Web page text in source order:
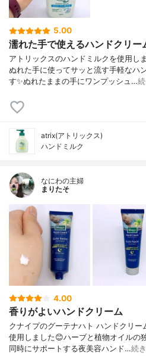
5.00
濡れた手で使えるハンドクリー
アトリックスのハンドミルクを使用し
ぬれた手に使ってサッと流す手軽なハ
す✨ぬれたままの手にワンプッシュ…
atrix(アトリックス)
ハンドミルク
なにわの主婦
まりたそ
4.00
香りがよいハンドクリーム
クナイプのグーテナハト ハンドクリ
使用しました😊ハーブと植物オイルの
同時にサポートする夜美容ハンド…続